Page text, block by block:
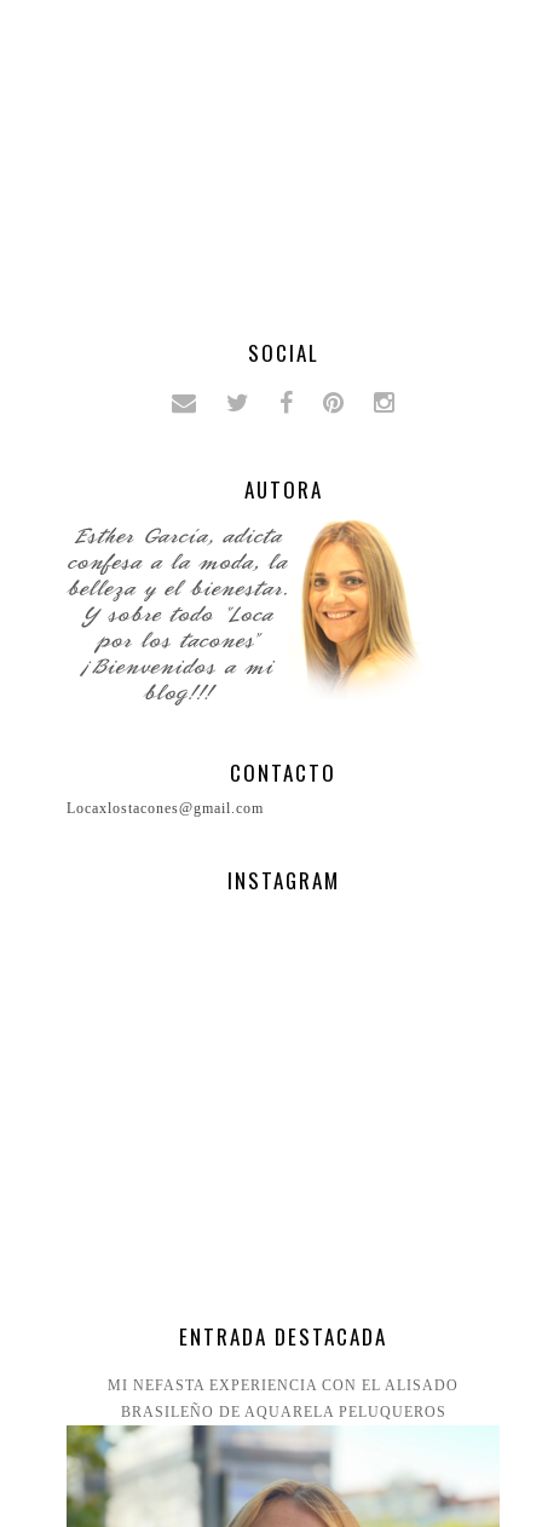
SOCIAL
AUTORA
CONTACTO
Locaxlostacones@gmail.com
INSTAGRAM
ENTRADA DESTACADA
MI NEFASTA EXPERIENCIA CON EL ALISADO
BRASILEÑO DE AQUARELA PELUQUEROS